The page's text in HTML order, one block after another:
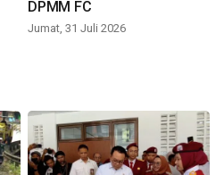
DPMM FC
Jumat, 31 Juli 2026